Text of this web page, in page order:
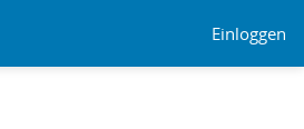
Einloggen